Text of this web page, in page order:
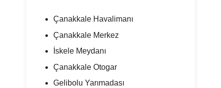
Çanakkale Havalimanı
Çanakkale Merkez
İskele Meydanı
Çanakkale Otogar
Gelibolu Yarımadası